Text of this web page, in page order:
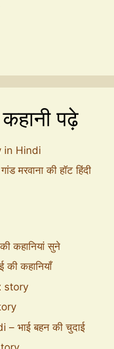
पढ़े
in Hindi
मरवाना की हॉट हिंदी
कहानियां सुने
कहानियाँ
story
भाई बहन की चुदाई